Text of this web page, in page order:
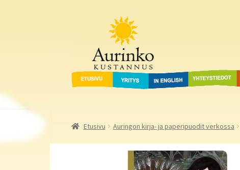
navigointiin
Aurinko Kustannus
Etusivu Yritys In English Yhteystiedot
Etusivu Auringon kirja- ja paperipuodit verkossa